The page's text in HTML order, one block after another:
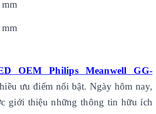
OEM Philips Meanwell GG-
ưu điểm nổi bật. Ngày hôm nay,
giới thiệu những thông tin hữu ích